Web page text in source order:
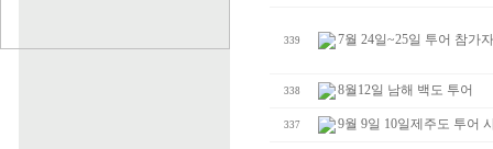
339 7월 24일~25일 투어 참가
338 8월12일 남해 백도 투어
337 9월 9일 10일제주도 투어